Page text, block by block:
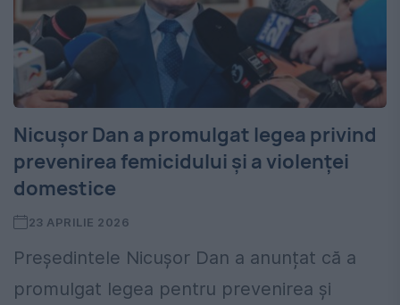
Nicușor Dan a promulgat legea privind
prevenirea femicidului și a violenței
domestice
23 APRILIE 2026
Președintele Nicușor Dan a anunțat că a
promulgat legea pentru prevenirea și